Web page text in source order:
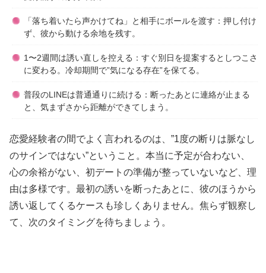
「落ち着いたら声かけてね」と相手にボールを渡す：押し付け
ず、彼から動ける余地を残す。
1〜2週間は誘い直しを控える：すぐ別日を提案するとしつこさ
に変わる。冷却期間で”気になる存在”を保てる。
普段のLINEは普通通りに続ける：断ったあとに連絡が止まる
と、気まずさから距離ができてしまう。
恋愛経験者の間でよく言われるのは、”1度の断りは脈なし
のサインではない”ということ。本当に予定が合わない、
心の余裕がない、初デートの準備が整っていないなど、理
由は多様です。最初の誘いを断ったあとに、彼のほうから
誘い返してくるケースも珍しくありません。焦らず観察し
て、次のタイミングを待ちましょう。